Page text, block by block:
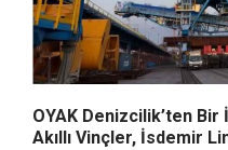
OYAK Denizcilik’ten
Akıllı Vinçler, İsdemir